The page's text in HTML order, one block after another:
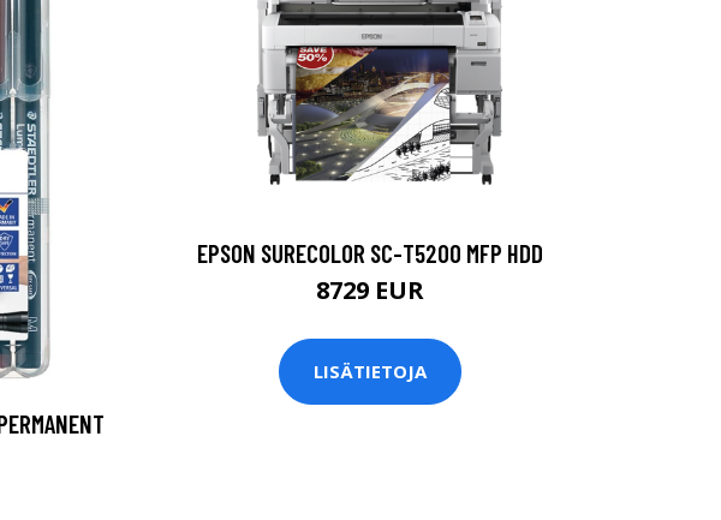
EPSON SURECOLOR SC-T5200 MFP HDD
8729 EUR
LISÄTIETOJA